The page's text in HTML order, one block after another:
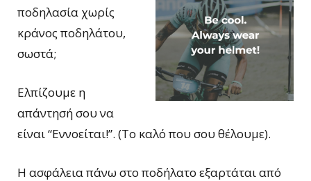
ποδηλασία χωρίς
κράνος ποδηλάτου,
σωστά;
Ελπίζουμε η
απάντησή σου να
είναι “Εννοείται!”. (Το καλό που σου θέλουμε).
Η ασφάλεια πάνω στο ποδήλατο εξαρτάται από